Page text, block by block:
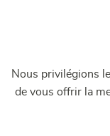
Nous privilégions
de vous offrir la